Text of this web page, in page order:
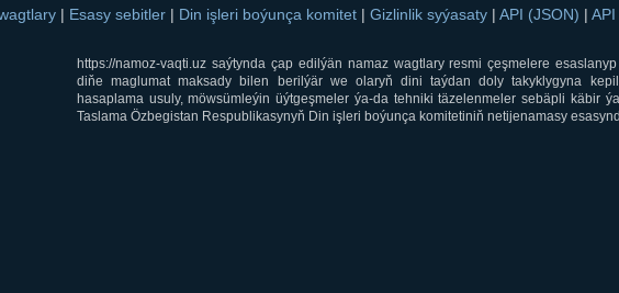
| Esasy sebitler | Din işleri boýunça komitet | Gizlinlik syýasaty | API (JSON) |
https://namoz-vaqti.uz saýtynda çap edilýän namaz wagtlary resmi çeşmelere
diňe maglumat maksady bilen berilýär we olaryň dini taýdan doly takyklygyna
hasaplama usuly, möwsümleýin üýtgeşmeler ýa-da tehniki täzelenmeler sebäpli käbir
Taslama Özbegistan Respublikasynyň Din işleri boýunça komitetiniň netijenamasy